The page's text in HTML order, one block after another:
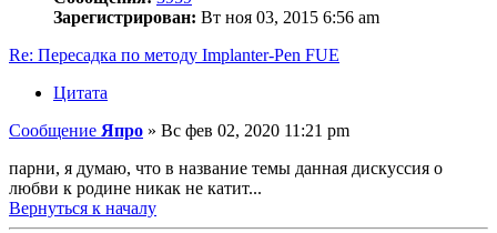
Зарегистрирован: Вт ноя 03, 2015 6:56 am
Re: Пересадка по методу Implanter-Pen FUE
Цитата
Сообщение Япро » Вс фев 02, 2020 11:21 pm
парни, я думаю, что в название темы данная дискуссия о
любви к родине никак не катит...
Вернуться к началу